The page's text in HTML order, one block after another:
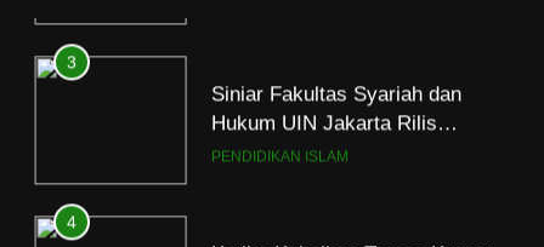
3
Hukum UIN Jakarta Rilis
Program Fikih Genzi Selama
Ramadan
PENDIDIKAN ISLAM
4